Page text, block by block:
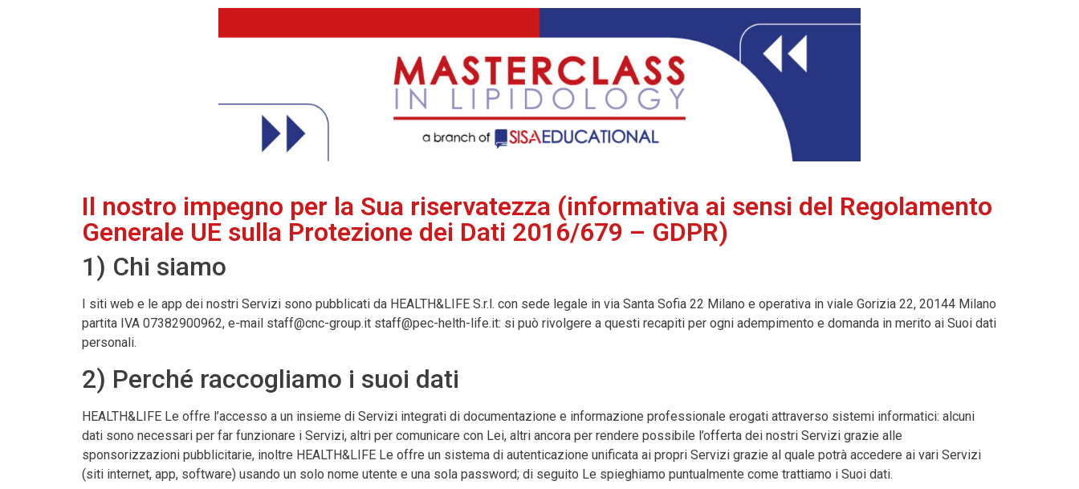
Il nostro impegno per la Sua riservatezza (informativa ai sensi del Regolamento
Generale UE sulla Protezione dei Dati 2016/679 – GDPR)
1) Chi siamo
I siti web e le app dei nostri Servizi sono pubblicati da HEALTH&LIFE S.r.l. con sede legale in via Santa Sofia 22 Milano e operativa in viale Gorizia 22, 20144 Milano
partita IVA 07382900962, e-mail staff@cnc-group.it staff@pec-helth-life.it: si può rivolgere a questi recapiti per ogni adempimento e domanda in merito ai Suoi dati
personali.
2) Perché raccogliamo i suoi dati
HEALTH&LIFE Le offre l’accesso a un insieme di Servizi integrati di documentazione e informazione professionale erogati attraverso sistemi informatici: alcuni
dati sono necessari per far funzionare i Servizi, altri per comunicare con Lei, altri ancora per rendere possibile l’offerta dei nostri Servizi grazie alle
sponsorizzazioni pubblicitarie, inoltre HEALTH&LIFE Le offre un sistema di autenticazione unificata ai propri Servizi grazie al quale potrà accedere ai vari Servizi
(siti internet, app, software) usando un solo nome utente e una sola password; di seguito Le spieghiamo puntualmente come trattiamo i Suoi dati.